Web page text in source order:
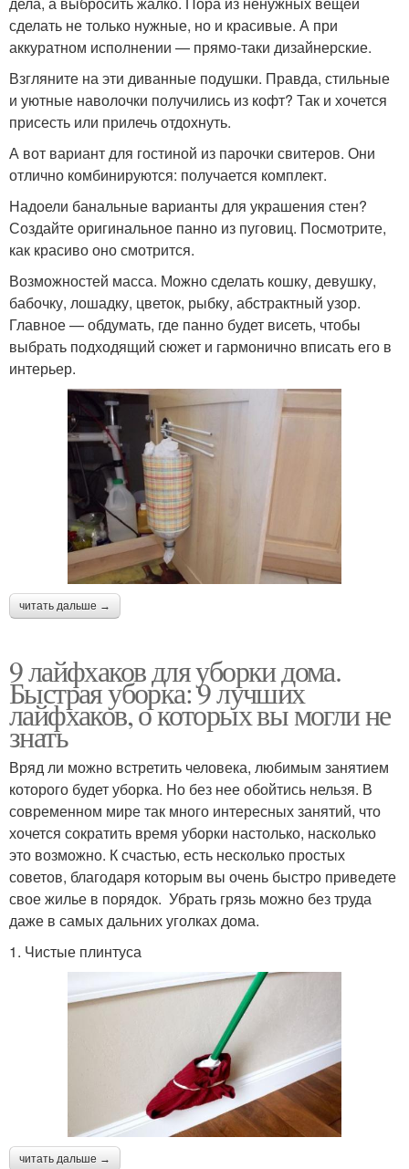
сделать не только нужные, но и красивые. А при
аккуратном исполнении — прямо-таки дизайнерские.
Взгляните на эти диванные подушки. Правда, стильные
и уютные наволочки получились из кофт? Так и хочется
присесть или прилечь отдохнуть.
А вот вариант для гостиной из парочки свитеров. Они
отлично комбинируются: получается комплект.
Надоели банальные варианты для украшения стен?
Создайте оригинальное панно из пуговиц. Посмотрите,
как красиво оно смотрится.
Возможностей масса. Можно сделать кошку, девушку,
бабочку, лошадку, цветок, рыбку, абстрактный узор.
Главное — обдумать, где панно будет висеть, чтобы
выбрать подходящий сюжет и гармонично вписать его в
интерьер.
читать дальше →
9 лайфхаков для уборки дома.
Быстрая уборка: 9 лучших
лайфхаков, о которых вы могли не
знать
Вряд ли можно встретить человека, любимым занятием
которого будет уборка. Но без нее обойтись нельзя. В
современном мире так много интересных занятий, что
хочется сократить время уборки настолько, насколько
это возможно. К счастью, есть несколько простых
советов, благодаря которым вы очень быстро приведете
свое жилье в порядок. Убрать грязь можно без труда
даже в самых дальних уголках дома.
1. Чистые плинтуса
читать дальше →